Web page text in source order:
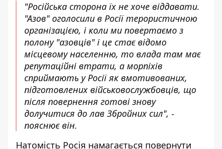
"Російська сторона їх не хоче віддавати.
"Азов" оголосили в Росії терористичною
організацією, і коли ми повертаємо з
полону "азовців" і це стає відомо
місцевому населенню, то влада там має
репутаційні втрати, а морпіхів
сприймають у Росії як вмотивованих,
підготовлених військовослужбовців, що
після повернення готові знову
долучитися до лав Збройних сил", -
пояснює він.
Натомість Росія намагається повернути